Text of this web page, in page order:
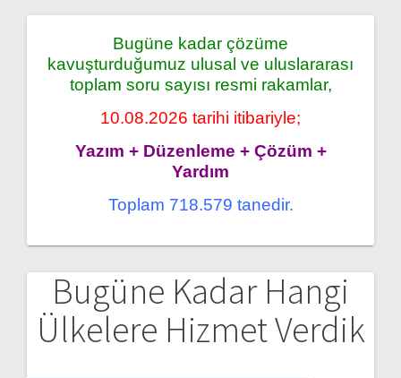
Bugüne kadar çözüme
kavuşturduğumuz ulusal ve uluslararası
toplam soru sayısı resmi rakamlar,
10.08.2026 tarihi itibariyle;
Yazım + Düzenleme + Çözüm +
Yardım
Toplam 718.579 tanedir.
Bugüne Kadar Hangi
Ülkelere Hizmet Verdik